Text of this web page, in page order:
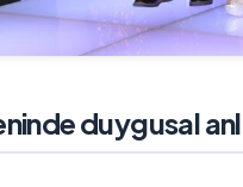
duygusal